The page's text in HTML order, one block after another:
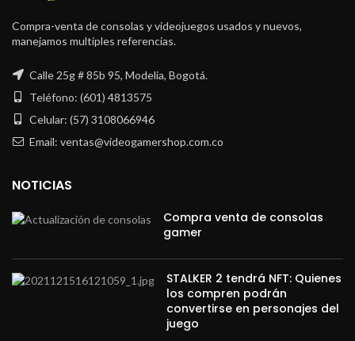
Compra-venta de consolas y videojuegos usados y nuevos,
manejamos multiples referencias.
Calle 25g # 85b 95, Modelia, Bogotá.
Teléfono: (601) 4813575
Celular: (57) 3108066946
Email: ventas@videogamershop.com.co
NOTICIAS
Compra venta de consolas
gamer
STALKER 2 tendrá NFT: Quienes
los compren podrán
convertirse en personajes del
juego